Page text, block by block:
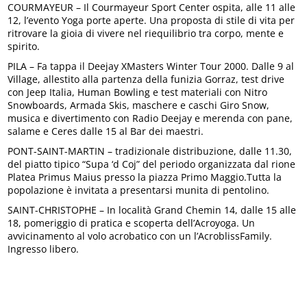
COURMAYEUR – Il Courmayeur Sport Center ospita, alle 11 alle
12, l’evento Yoga porte aperte. Una proposta di stile di vita per
ritrovare la gioia di vivere nel riequilibrio tra corpo, mente e
spirito.
PILA – Fa tappa il Deejay XMasters Winter Tour 2000. Dalle 9 al
Village, allestito alla partenza della funizia Gorraz, test drive
con Jeep Italia, Human Bowling e test materiali con Nitro
Snowboards, Armada Skis, maschere e caschi Giro Snow,
musica e divertimento con Radio Deejay e merenda con pane,
salame e Ceres dalle 15 al Bar dei maestri.
PONT-SAINT-MARTIN – tradizionale distribuzione, dalle 11.30,
del piatto tipico “Supa ‘d Coj” del periodo organizzata dal rione
Platea Primus Maius presso la piazza Primo Maggio.Tutta la
popolazione è invitata a presentarsi munita di pentolino.
SAINT-CHRISTOPHE – In località Grand Chemin 14, dalle 15 alle
18, pomeriggio di pratica e scoperta dell’Acroyoga. Un
avvicinamento al volo acrobatico con un l’AcroblissFamily.
Ingresso libero.